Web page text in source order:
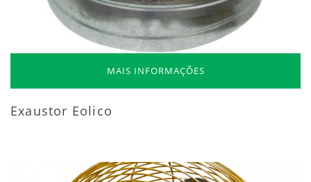
MAIS INFORMAÇÕES
Exaustor Eolico